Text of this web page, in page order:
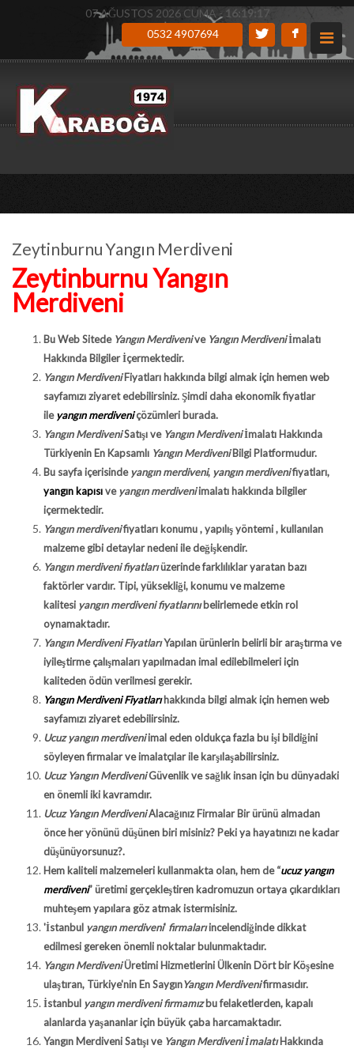
07 AĞUSTOS 2026 CUMA - 16:19:18
0532 4907694
Zeytinburnu Yangın Merdiveni
Zeytinburnu Yangın
Merdiveni
Bu Web Sitede Yangın Merdivenive Yangın Merdiveniİmalatı
Hakkında Bilgiler İçermektedir.
Yangın MerdiveniFiyatları hakkında bilgi almak için hemen web
sayfamızı ziyaret edebilirsiniz. Şimdi daha ekonomik fiyatlar
ileyangın merdiveniçözümleri burada.
Yangın MerdiveniSatışı ve Yangın Merdiveniİmalatı Hakkında
Türkiyenin En Kapsamlı Yangın MerdiveniBilgi Platformudur.
Bu sayfa içerisindeyangın merdiveni, yangın merdivenifiyatları,
yangın kapısıveyangın merdiveniimalatı hakkında bilgiler
içermektedir.
Yangın merdivenifiyatları konumu , yapılış yöntemi , kullanılan
malzeme gibi detaylar nedeni ile değişkendir.
Yangın merdiveni fiyatlarıüzerinde farklılıklar yaratan bazı
faktörler vardır. Tipi, yüksekliği, konumu ve malzeme
kalitesi yangın merdiveni fiyatlarınıbelirlemede etkin rol
oynamaktadır.
Yangın Merdiveni FiyatlarıYapılan ürünlerin belirli bir araştırma ve
iyileştirme çalışmaları yapılmadan imal edilebilmeleri için
kaliteden ödün verilmesi gerekir.
Yangın Merdiveni Fiyatlarıhakkında bilgi almak için hemen web
sayfamızı ziyaret edebilirsiniz.
Ucuz yangın merdiveniimal eden oldukça fazla bu işi bildiğini
söyleyen firmalar ve imalatçılar ile karşılaşabilirsiniz.
Ucuz Yangın MerdiveniGüvenlik ve sağlık insan için bu dünyadaki
en önemli iki kavramdır.
Ucuz Yangın MerdiveniAlacağınız Firmalar Bir ürünü almadan
önce her yönünü düşünen biri misiniz? Peki ya hayatınızı ne kadar
düşünüyorsunuz?.
Hem kaliteli malzemeleri kullanmakta olan, hem de “ucuz yangın
merdiveni” üretimi gerçekleştiren kadromuzun ortaya çıkardıkları
muhteşem yapılara göz atmak istermisiniz.
'İstanbul yangın merdiveni' firmalarıincelendiğinde dikkat
edilmesi gereken önemli noktalar bulunmaktadır.
Yangın MerdiveniÜretimi Hizmetlerini Ülkenin Dört bir Köşesine
ulaştıran, Türkiye'nin En SaygınYangın Merdivenifirmasıdır.
İstanbul yangın merdiveni firmamızbu felaketlerden, kapalı
alanlarda yaşananlar için büyük çaba harcamaktadır.
Yangın Merdiveni Satışı ve Yangın Merdiveni İmalatıHakkında